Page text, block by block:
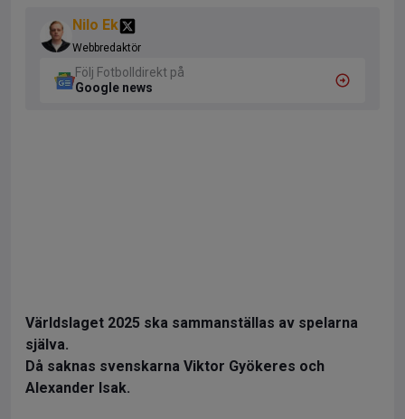
Nilo Ek
Webbredaktör
Följ Fotbolldirekt på
Google news
Världslaget 2025 ska sammanställas av spelarna
själva.
Då saknas svenskarna Viktor Gyökeres och
Alexander Isak.